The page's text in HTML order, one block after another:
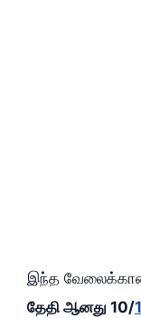
இந்த
தேதி ஆனது 10/